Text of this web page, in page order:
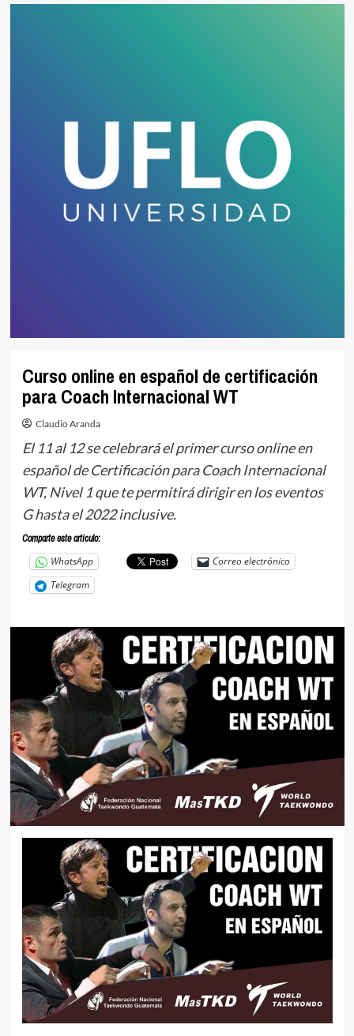
Curso online en español de certificación
para Coach Internacional WT
Claudio Aranda
El 11 al 12 se celebrará el primer curso online en
español de Certificación para Coach Internacional
WT, Nivel 1 que te permitirá dirigir en los eventos
G hasta el 2022 inclusive.
Comparte este articulo:
WhatsApp
Correo electrónico
Telegram